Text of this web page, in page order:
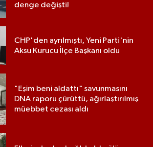
denge değişti!
CHP'den ayrılmıştı, Yeni Parti'nin
Aksu Kurucu İlçe Başkanı oldu
"Eşim beni aldattı" savunmasını
DNA raporu çürüttü, ağırlaştırılmış
müebbet cezası aldı